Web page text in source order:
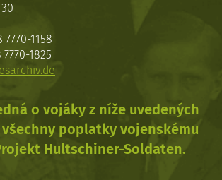
7770-1158
1825
o vojáky z níže uvedených
poplatky vojenskému
Hultschiner-Soldaten.